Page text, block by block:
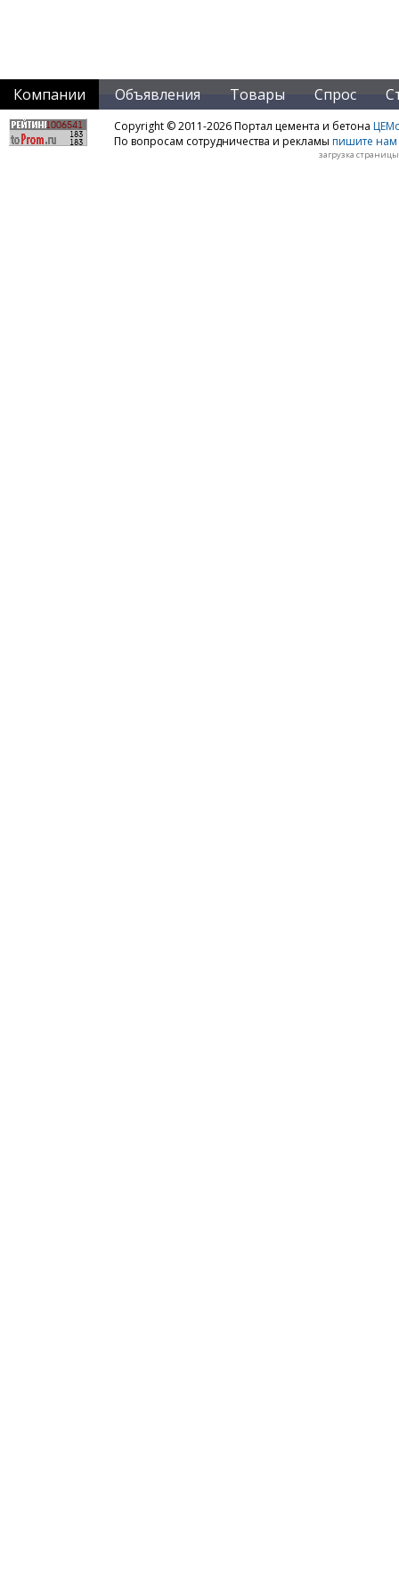
Компании Объявления Товары Спрос
Copyright © 2011-2026 Портал цемента и бетона
По вопросам сотрудничества и рекламы пишите нам
загрузка